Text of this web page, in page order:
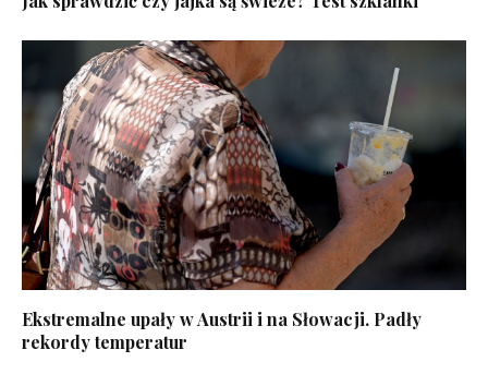
Ekstremalne upały w Austrii i na Słowacji. Padły
rekordy temperatur